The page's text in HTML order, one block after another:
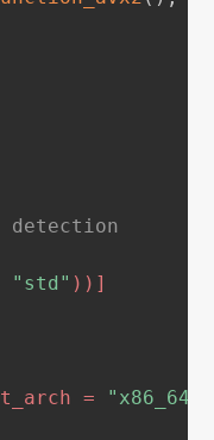
detection
"std" ))]
= "x86_64"